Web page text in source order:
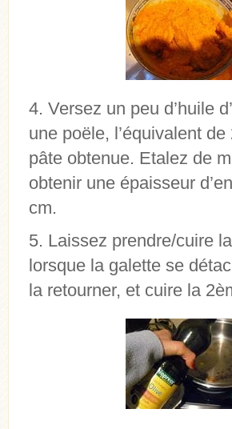
Versez un peu d’huile
une poële, l’équivalent
pâte obtenue. Etalez de
obtenir une épaisseur
cm.
Laissez prendre/cuire
lorsque la galette se
la retourner, et cuire la